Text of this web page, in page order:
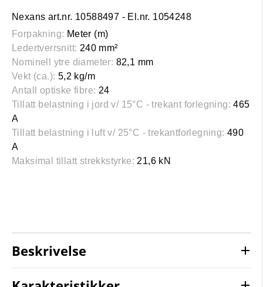
Nexans art.nr. 10588497 - El.nr. 1054248
Forpakning: Meter (m)
Ledertverrsnitt: 240 mm²
Nominell ytre diameter: 82,1 mm
Vekt (ca.): 5,2 kg/m
Antall optiske fibre: 24
Tillatt belastning i jord v/ 15°C - trekant forlegning: 465
A
Tillatt belastning i luft v/ 25°C - trekantforlegning: 490
A
Maksimal tillatt strekkstyrke: 21,6 kN
Beskrivelse